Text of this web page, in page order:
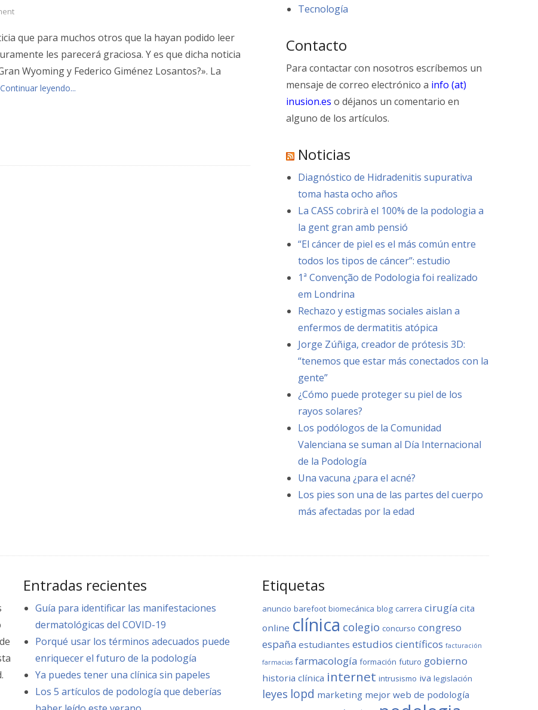
que para muchos otros que la hayan podido leer
les parecerá graciosa. Y es que dicha noticia
Wyoming y Federico Giménez Losantos?». La
Continuar leyendo...
Tecnología
Contacto
Para contactar con nosotros escríbemos un
mensaje de correo electrónico a info (at)
inusion.es o déjanos un comentario en
alguno de los artículos.
Noticias
Diagnóstico de Hidradenitis supurativa
toma hasta ocho años
La CASS cobrirà el 100% de la podologia a
la gent gran amb pensió
“El cáncer de piel es el más común entre
todos los tipos de cáncer”: estudio
1ª Convenção de Podologia foi realizado
em Londrina
Rechazo y estigmas sociales aislan a
enfermos de dermatitis atópica
Jorge Zúñiga, creador de prótesis 3D:
“tenemos que estar más conectados con la
gente”
¿Cómo puede proteger su piel de los
rayos solares?
Los podólogos de la Comunidad
Valenciana se suman al Día Internacional
de la Podología
Una vacuna ¿para el acné?
Los pies son una de las partes del cuerpo
más afectadas por la edad
Entradas recientes
Guía para identificar las manifestaciones
dermatológicas del COVID-19
Porqué usar los términos adecuados puede
enriquecer el futuro de la podología
Ya puedes tener una clínica sin papeles
Los 5 artículos de podología que deberías
Etiquetas
anuncio barefoot biomecánica blog carrera cirugía cita
online clínica colegio concurso congreso
españa estudiantes estudios científicos facturación
farmacias farmacología formación futuro gobierno
historia clínica internet intrusismo iva legislación
leyes lopd marketing mejor web de podología